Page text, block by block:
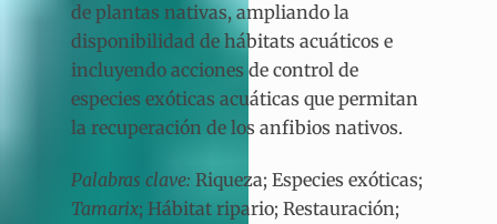
de plantas nativas, ampliando la
disponibilidad de hábitats acuáticos e
incluyendo acciones de control de
especies exóticas acuáticas que permitan
la recuperación de los anfibios nativos.
Palabras clave: Riqueza; Especies exóticas;
Tamarix; Hábitat ripario; Restauración;